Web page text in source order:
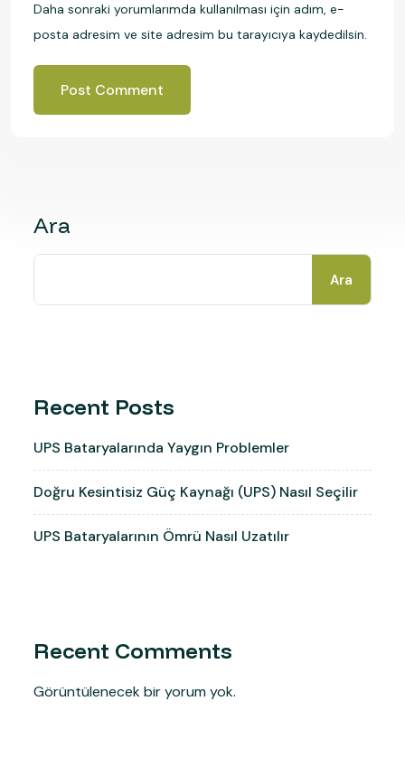
Daha sonraki yorumlarımda kullanılması için adım, e-
posta adresim ve site adresim bu tarayıcıya kaydedilsin.
Ara
Ara
Recent Posts
UPS Bataryalarında Yaygın Problemler
Doğru Kesintisiz Güç Kaynağı (UPS) Nasıl Seçilir
UPS Bataryalarının Ömrü Nasıl Uzatılır
Recent Comments
Görüntülenecek bir yorum yok.